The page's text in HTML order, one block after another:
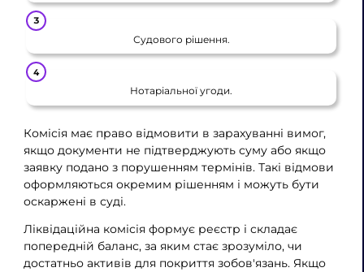
Судового рішення.
Нотаріальної угоди.
Комісія має право відмовити в зарахуванні вимог,
якщо документи не підтверджують суму або якщо
заявку подано з порушенням термінів. Такі відмови
оформляються окремим рішенням і можуть бути
оскаржені в суді.
Ліквідаційна комісія формує реєстр і складає
попередній баланс, за яким стає зрозуміло, чи
достатньо активів для покриття зобов'язань. Якщо